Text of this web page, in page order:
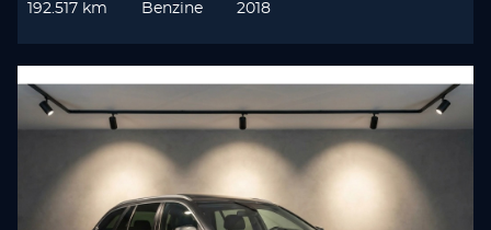
192.517 km Benzine 2018